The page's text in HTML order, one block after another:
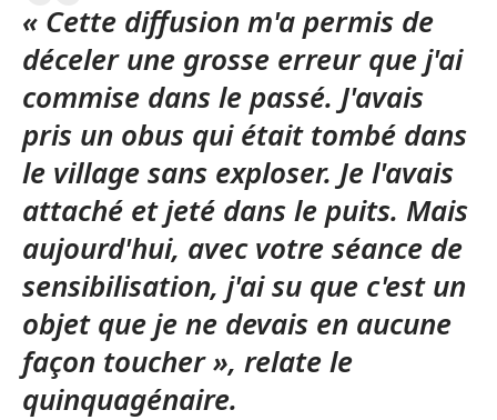
« Cette diffusion m'a permis de
déceler une grosse erreur que j'ai
commise dans le passé. J'avais
pris un obus qui était tombé dans
le village sans exploser. Je l'avais
attaché et jeté dans le puits. Mais
aujourd'hui, avec votre séance de
sensibilisation, j'ai su que c'est un
objet que je ne devais en aucune
façon toucher », relate le
quinquagénaire.